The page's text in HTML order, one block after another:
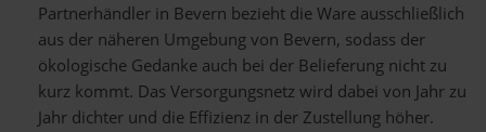
Partnerhändler in Bevern bezieht die Ware ausschließlich
aus der näheren Umgebung von Bevern, sodass der
ökologische Gedanke auch bei der Belieferung nicht zu
kurz kommt. Das Versorgungsnetz wird dabei von Jahr zu
Jahr dichter und die Effizienz in der Zustellung höher.